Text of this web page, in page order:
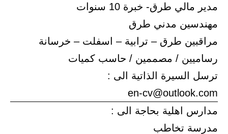
مدير مالي طرق- خبرة 10 سنوات
مهندسين مدني طرق
مراقبين طرق – ترابية – اسفلت – خرسانة
رساميين / مصممين / حاسب كميات
ترسل السيرة الذاتية الى :
en-cv@outlook.com
مدارس اهلية بحاجة الى :
مدرسة تخاطب